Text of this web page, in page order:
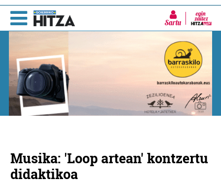
Sartu
Musika: 'Loop artean' kontzertu
didaktikoa